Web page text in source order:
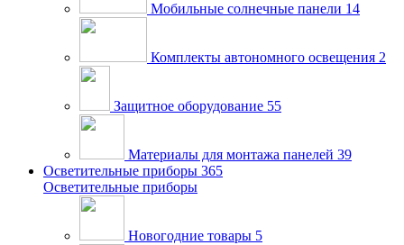
Мобильные солнечные панели 14
Комплекты автономного освещения 2
Защитное оборудование 55
Материалы для монтажа панелей 39
Осветительные приборы 365
Осветительные приборы
Новогодние товары 5